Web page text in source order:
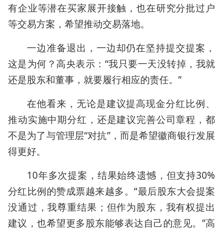
有企业等潜在买家展开接触，也在研究分批过户
等交易方案，希望推动交易落地。
一边准备退出，一边却仍在坚持提交提案，
这是为何？高央表示：“我只要一天没转掉，我就
还是股东和董事，就要履行相应的责任。”
在他看来，无论是建议提高现金分红比例、
推动实施中期分红，还是建议完善公司章程，都
不是为了与管理层“对抗”，而是希望徽商银行发展
得更好。
10年多次提案，结果始终遗憾，但支持30%
分红比例的赞成票越来越多。“最后股东大会提案
没通过，我尊重结果；但作为股东，我有权提出
建议，也希望更多股东能够表达自己的意见。”高